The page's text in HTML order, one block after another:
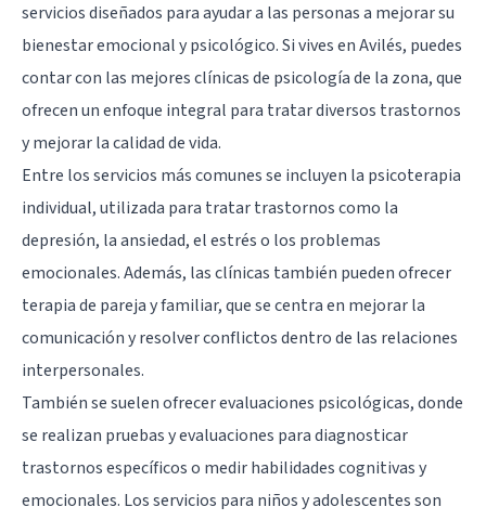
servicios diseñados para ayudar a las personas a mejorar su
bienestar emocional y psicológico. Si vives en Avilés, puedes
contar con las mejores clínicas de psicología de la zona, que
ofrecen un enfoque integral para tratar diversos trastornos
y mejorar la calidad de vida.
Entre los servicios más comunes se incluyen la psicoterapia
individual, utilizada para tratar trastornos como la
depresión, la ansiedad, el estrés o los problemas
emocionales. Además, las clínicas también pueden ofrecer
terapia de pareja y familiar, que se centra en mejorar la
comunicación y resolver conflictos dentro de las relaciones
interpersonales.
También se suelen ofrecer evaluaciones psicológicas, donde
se realizan pruebas y evaluaciones para diagnosticar
trastornos específicos o medir habilidades cognitivas y
emocionales. Los servicios para niños y adolescentes son